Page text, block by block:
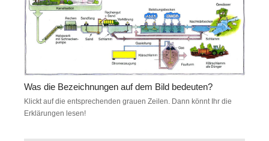
Was die Bezeichnungen auf dem Bild bedeuten?
Klickt auf die entsprechenden grauen Zeilen. Dann könnt Ihr die
Erklärungen lesen!